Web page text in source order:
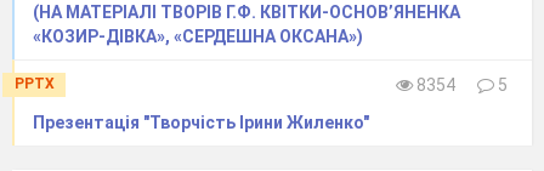
(НА МАТЕРІАЛІ ТВОРІВ Г.Ф. КВІТКИ-ОСНОВ’ЯНЕНКА
«КОЗИР-ДІВКА», «СЕРДЕШНА ОКСАНА»)
PPTX 8354
5
Презентація "Творчість Ірини Жиленко"